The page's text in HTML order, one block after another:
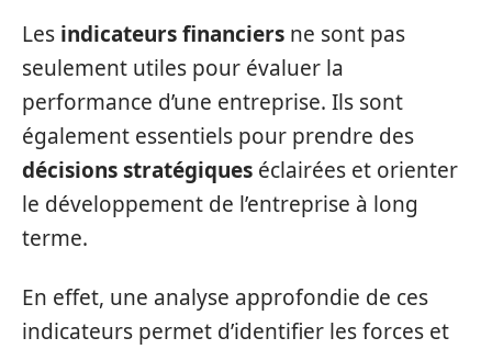
Les indicateurs financiers ne sont pas
seulement utiles pour évaluer la
performance d’une entreprise. Ils sont
également essentiels pour prendre des
décisions stratégiques éclairées et orienter
le développement de l’entreprise à long
terme.
En effet, une analyse approfondie de ces
indicateurs permet d’identifier les forces et